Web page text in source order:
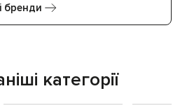
бренди
категорії